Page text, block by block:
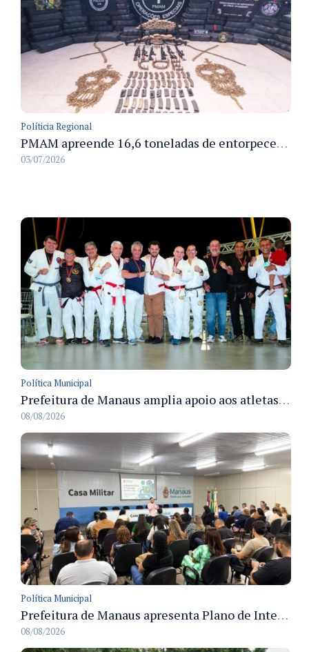
Políticia Regional
PMAM apreende 16,6 toneladas de entorpecentes e registra aumento nas prisões em flagrante e nas capturas de foragidos no primeiro semestre de 2026
03/07/2026
Política Municipal
Prefeitura de Manaus amplia apoio aos atletas de 100 para 150 beneficiados a partir do próximo ano
08/08/2026
Política Municipal
Prefeitura de Manaus apresenta Plano de Integridade da CGM e qualifica servidores para governança e conformidade no biênio 2027-2028
08/08/2026